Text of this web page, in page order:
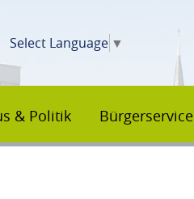
Select Language ▼
& Politik Bürgerservice